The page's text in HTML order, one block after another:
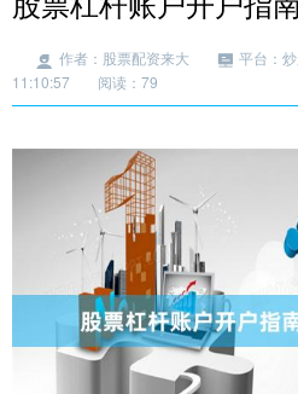
作者：股票配资来大 平台：
11:10:57
阅读：79